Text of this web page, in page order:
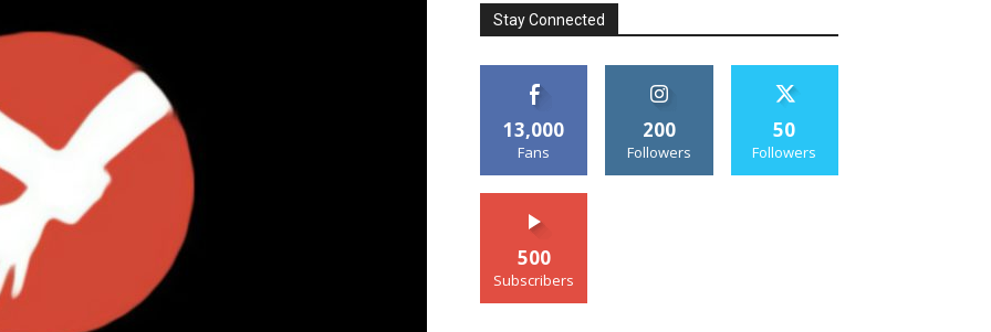
Stay Connected
13,000
Fans
200
Followers
50
Followers
500
Subscribers